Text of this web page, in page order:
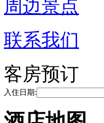
周边景点
联系我们
客房预订
入住日期: